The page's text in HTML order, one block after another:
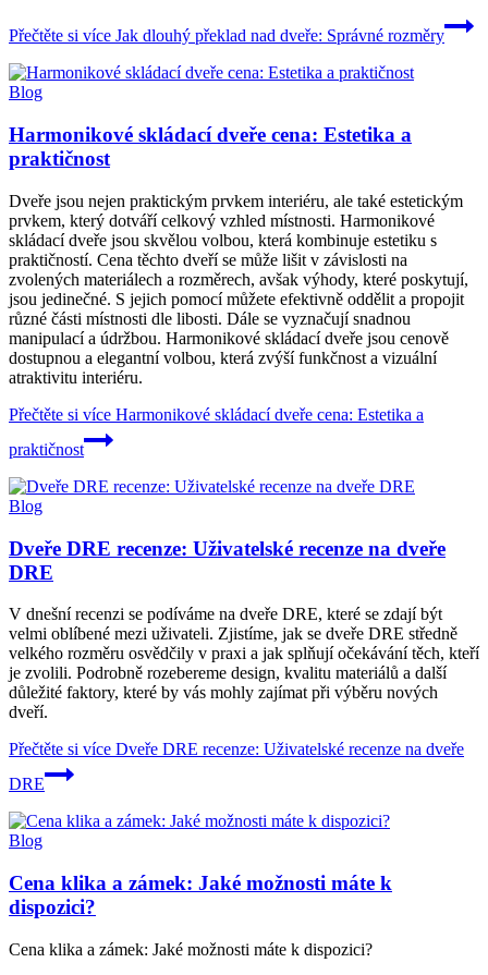
Přečtěte si více Jak dlouhý překlad nad dveře: Správné rozměry
Blog
Harmonikové skládací dveře cena: Estetika a
praktičnost
Dveře jsou nejen praktickým prvkem interiéru, ale také estetickým
prvkem, který dotváří celkový vzhled místnosti. Harmonikové
skládací dveře jsou skvělou volbou, která kombinuje estetiku s
praktičností. Cena těchto dveří se může lišit v závislosti na
zvolených materiálech a rozměrech, avšak výhody, které poskytují,
jsou jedinečné. S jejich pomocí můžete efektivně oddělit a propojit
různé části místnosti dle libosti. Dále se vyznačují snadnou
manipulací a údržbou. Harmonikové skládací dveře jsou cenově
dostupnou a elegantní volbou, která zvýší funkčnost a vizuální
atraktivitu interiéru.
Přečtěte si více Harmonikové skládací dveře cena: Estetika a
praktičnost
Blog
Dveře DRE recenze: Uživatelské recenze na dveře
DRE
V dnešní recenzi se podíváme na dveře DRE, které se zdají být
velmi oblíbené mezi uživateli. Zjistíme, jak se dveře DRE středně
velkého rozměru osvědčily v praxi a jak splňují očekávání těch, kteří
je zvolili. Podrobně rozebereme design, kvalitu materiálů a další
důležité faktory, které by vás mohly zajímat při výběru nových
dveří.
Přečtěte si více Dveře DRE recenze: Uživatelské recenze na dveře
DRE
Blog
Cena klika a zámek: Jaké možnosti máte k
dispozici?
Cena klika a zámek: Jaké možnosti máte k dispozici?